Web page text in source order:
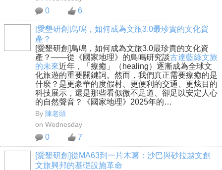
0 6
[愛墾研創]鳥鳴，如何成為文旅3.0最珍貴的文化資
產？
[愛墾研創]鳥鳴，如何成為文旅3.0最珍貴的文化資
產？——從《國家地理》的鳥鳴研究談古達藍綠文旅
的未來近年，「療癒」（healing）逐漸成為全球文
化旅遊的重要關鍵詞。然而，我們真正需要療癒的是
什麼？是更豪華的度假村、更便利的交通、更炫目的
科技展示，還是那些看似微不足道、卻足以安定人心
的自然聲音？《國家地理》2025年的…
By 陳老頭
on Wednesday
0 7
[愛墾研創]從MA63到一片木薯：沙巴與砂拉越文創
文旅興邦的基礎設施革命